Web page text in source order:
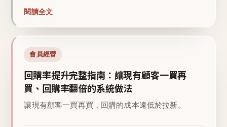
閱讀全文
會員經營
回購率提升完整指南：讓現有顧客一買再
買、回購率翻倍的系統做法
讓現有顧客一買再買，回購的成本遠低於拉新。